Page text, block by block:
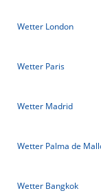
Wetter London
Wetter Paris
Wetter Madrid
Wetter Palma de
Wetter Bangkok